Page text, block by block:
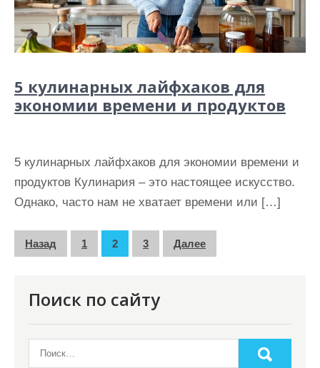
5 кулинарных лайфхаков для
экономии времени и продуктов
5 кулинарных лайфхаков для экономии времени и
продуктов Кулинария – это настоящее искусство.
Однако, часто нам не хватает времени или […]
ПНазад 1 2 3 Далее
Поиск по сайту